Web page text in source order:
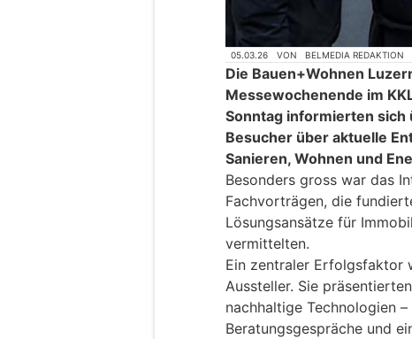
05.03.26 VON BELMEDIA REDAKTION
Die Bauen+Wohnen
Messewochenende im
Sonntag informierten sich
Besucher über aktuelle
Sanieren, Wohnen und
Besonders gross war das
Fachvorträgen, die
Lösungsansätze für
vermittelten.
Ein zentraler Erfolgsfaktor
Aussteller. Sie
nachhaltige Technologien
Beratungsgespräche und